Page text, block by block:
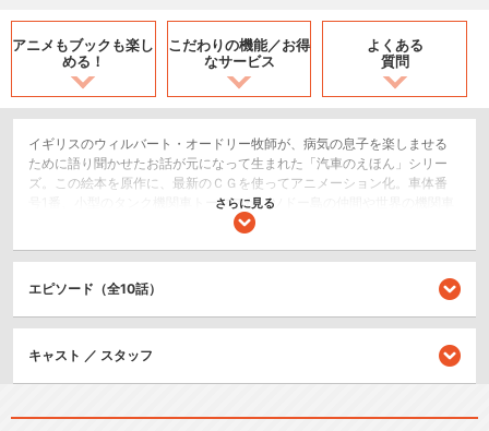
アニメもブックも楽し
める！
こだわりの機能／お得
なサービス
よくある
質問
イギリスのウィルバート・オードリー牧師が、病気の息子を楽しませる
ために語り聞かせたお話が元になって生まれた「汽車のえほん」シリー
ズ。この絵本を原作に、最新のＣＧを使ってアニメーション化。車体番
号1番、小型のタンク機関車トーマスが、ソドー島の仲間や世界の機関車
たちと元気よく駆け回り、活躍する姿を描きます。
キッズ/ファミリー
日常/ほのぼの
ズ1）
さらに見る
エピソード（全10話）
キャスト ／ スタッフ